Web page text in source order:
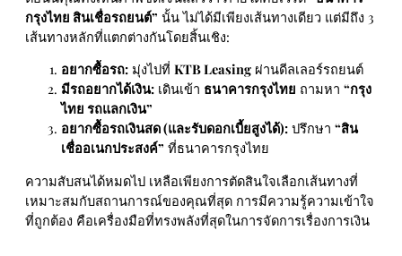
กรุงไทย สินเชื่อรถยนต์” นั้น ไม่ได้มีเพียงเส้นทางเดียว แต่มีถึง 3
เส้นทางหลักที่แตกต่างกันโดยสิ้นเชิง:
อยากซื้อรถ: มุ่งไปที่ KTB Leasing ผ่านดีลเลอร์รถยนต์
มีรถอยากได้เงิน: เดินเข้า ธนาคารกรุงไทย ถามหา “กรุง
ไทย รถแลกเงิน”
อยากซื้อรถเงินสด (และรับดอกเบี้ยสูงได้): ปรึกษา “สิน
เชื่ออเนกประสงค์” ที่ธนาคารกรุงไทย
ความสับสนได้หมดไป เหลือเพียงการตัดสินใจเลือกเส้นทางที่
เหมาะสมกับสถานการณ์ของคุณที่สุด การมีความรู้ความเข้าใจ
ที่ถูกต้อง คือเครื่องมือที่ทรงพลังที่สุดในการจัดการเรื่องการเงิน